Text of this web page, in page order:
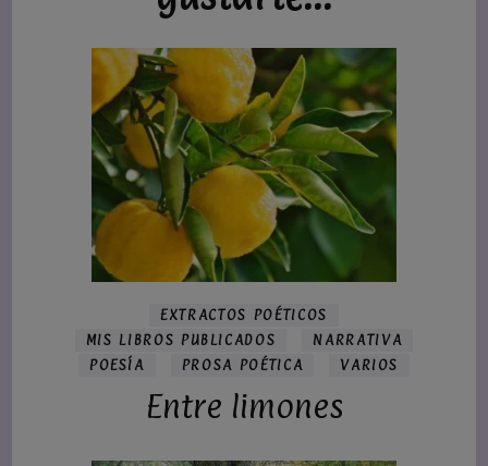
EXTRACTOS POÉTICOS
MIS LIBROS PUBLICADOS
NARRATIVA
POESÍA
PROSA POÉTICA VARIOS
Entre limones